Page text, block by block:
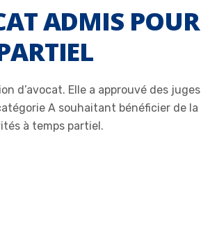
ADMIS POUR
d’avocat. Elle a approuvé des juges
A souhaitant bénéficier de la
à temps partiel.